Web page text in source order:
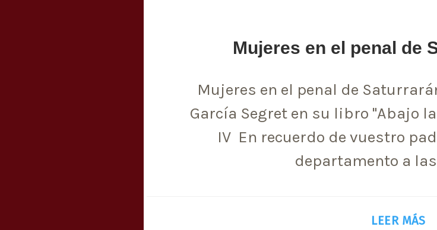
Mujeres en el penal de
Mujeres en el penal de
García Segret en su libro "Abajo
IV En recuerdo de vuestro
departamento a
LEER MÁS